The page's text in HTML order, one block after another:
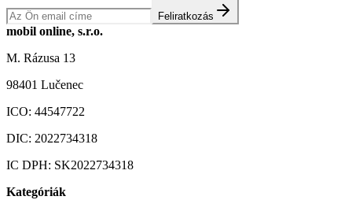
Feliratkozás
mobil online, s.r.o.
M. Rázusa 13
98401 Lučenec
ICO: 44547722
DIC: 2022734318
IC DPH: SK2022734318
Kategóriák